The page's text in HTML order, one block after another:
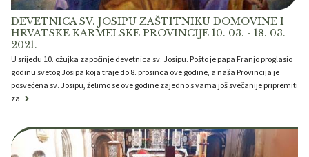
DEVETNICA SV. JOSIPU ZAŠTITNIKU DOMOVINE I
HRVATSKE KARMELSKE PROVINCĲE 10. 03. - 18. 03.
2021.
U srijedu 10. ožujka započinje devetnica sv. Josipu. Pošto je papa Franjo proglasio
godinu svetog Josipa koja traje do 8. prosinca ove godine, a naša Provincija je
posvećena sv. Josipu, želimo se ove godine zajedno s vama još svečanije pripremiti
za